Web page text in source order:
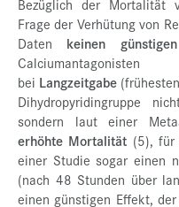
Bezüglich der Mortalität
Frage der Verhütung von
Daten keinen
bei Langzeitgabe
Dihydropyridingruppe
sondern laut einer
erhöhte Mortalität (5), für
einer Studie sogar einen
(nach 48 Stunden über
einen günstigen Effekt,